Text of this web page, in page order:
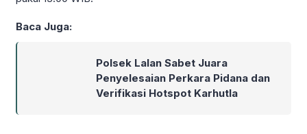
Baca Juga:
Polsek Lalan Sabet Juara
Penyelesaian Perkara Pidana dan
Verifikasi Hotspot Karhutla